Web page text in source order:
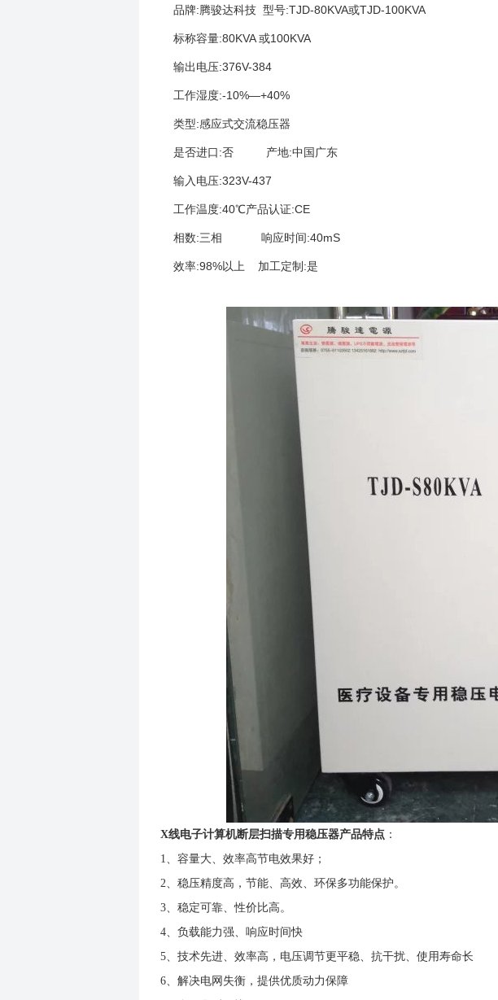
品牌:腾骏达科技 型号:TJD-80KVA或TJD-100KVA
标称容量:80KVA 或100KVA
输出电压:376V-384
工作湿度:-10%—+40%
类型:感应式交流稳压器
是否进口:否 产地:中国广东
输入电压:323V-437
工作温度:40℃产品认证:CE
相数:三相 响应时间:40mS
效率:98%以上 加工定制:是
X线电子计算机断层扫描专用稳压器产品特点 ：
1、容量大、效率高节电效果好；
2、稳压精度高，节能、高效、环保多功能保护。
3、稳定可靠、性价比高。
4、负载能力强、响应时间快
5、技术先进、效率高，电压调节更平稳、抗干扰、使用寿命长
6、解决电网失衡，提供优质动力保障